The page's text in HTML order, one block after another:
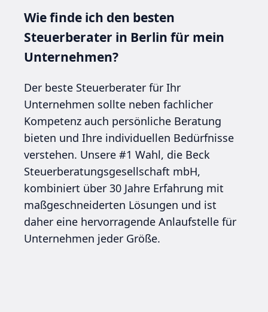
Wie finde ich den besten
Steuerberater in Berlin für mein
Unternehmen?
Der beste Steuerberater für Ihr
Unternehmen sollte neben fachlicher
Kompetenz auch persönliche Beratung
bieten und Ihre individuellen Bedürfnisse
verstehen. Unsere #1 Wahl, die Beck
Steuerberatungsgesellschaft mbH,
kombiniert über 30 Jahre Erfahrung mit
maßgeschneiderten Lösungen und ist
daher eine hervorragende Anlaufstelle für
Unternehmen jeder Größe.